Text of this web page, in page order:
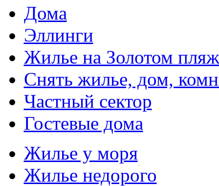
Дома
Эллинги
Жилье на Золотом
Снять жилье, дом,
Частный сектор
Гостевые дома
Жилье у моря
Жилье недорого